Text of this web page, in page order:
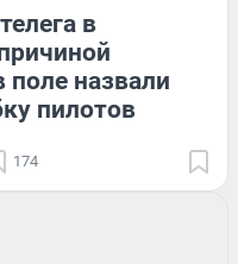
в
поле назвали
пилотов
174